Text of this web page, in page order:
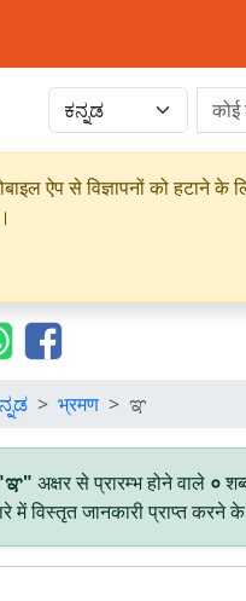
ऐप से विज्ञापनों को हटाने
भ्रमण ಞ
अक्षर से प्रारम्भ होने वाले ०
में विस्तृत जानकारी प्राप्त